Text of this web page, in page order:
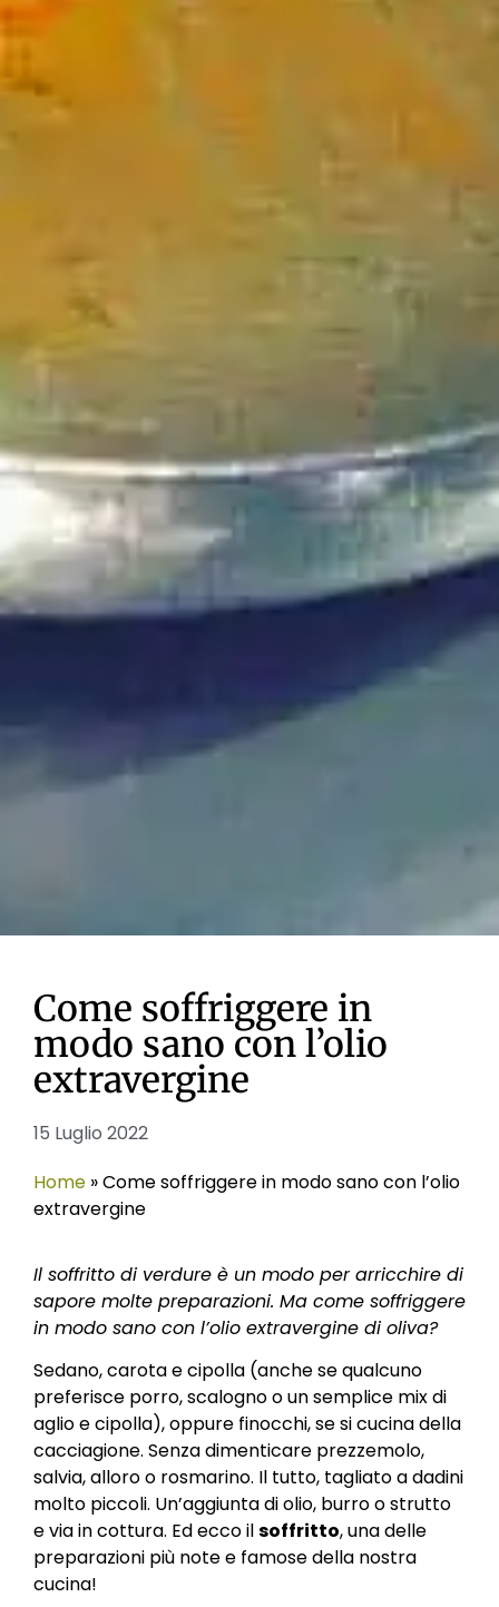
Come soffriggere in
modo sano con l’olio
extravergine
15 Luglio 2022
Home »Come soffriggere in modo sano con l’olio
extravergine
Il soffritto di verdure è un modo per arricchire di
sapore molte preparazioni. Ma come soffriggere
in modo sano con l’olio extravergine di oliva?
Sedano, carota e cipolla (anche se qualcuno
preferisce porro, scalogno o un semplice mix di
aglio e cipolla), oppure finocchi, se si cucina della
cacciagione. Senza dimenticare prezzemolo,
salvia, alloro o rosmarino. Il tutto, tagliato a dadini
molto piccoli. Un’aggiunta di olio, burro o strutto
e via in cottura. Ed ecco ilsoffritto, una delle
preparazioni più note e famose della nostra
cucina!